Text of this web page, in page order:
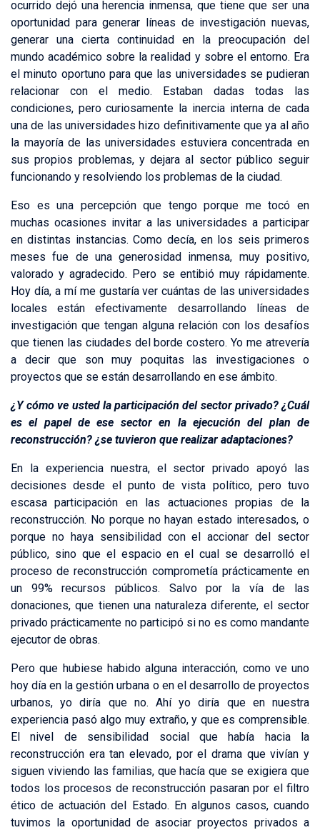
ocurrido dejó una herencia inmensa, que tiene que ser una
oportunidad para generar líneas de investigación nuevas,
generar una cierta continuidad en la preocupación del
mundo académico sobre la realidad y sobre el entorno. Era
el minuto oportuno para que las universidades se pudieran
relacionar con el medio. Estaban dadas todas las
condiciones, pero curiosamente la inercia interna de cada
una de las universidades hizo definitivamente que ya al año
la mayoría de las universidades estuviera concentrada en
sus propios problemas, y dejara al sector público seguir
funcionando y resolviendo los problemas de la ciudad.
Eso es una percepción que tengo porque me tocó en
muchas ocasiones invitar a las universidades a participar
en distintas instancias. Como decía, en los seis primeros
meses fue de una generosidad inmensa, muy positivo,
valorado y agradecido. Pero se entibió muy rápidamente.
Hoy día, a mí me gustaría ver cuántas de las universidades
locales están efectivamente desarrollando líneas de
investigación que tengan alguna relación con los desafíos
que tienen las ciudades del borde costero. Yo me atrevería
a decir que son muy poquitas las investigaciones o
proyectos que se están desarrollando en ese ámbito.
¿Y cómo ve usted la participación del sector privado? ¿Cuál
es el papel de ese sector en la ejecución del plan de
reconstrucción? ¿se tuvieron que realizar adaptaciones?
En la experiencia nuestra, el sector privado apoyó las
decisiones desde el punto de vista político, pero tuvo
escasa participación en las actuaciones propias de la
reconstrucción. No porque no hayan estado interesados, o
porque no haya sensibilidad con el accionar del sector
público, sino que el espacio en el cual se desarrolló el
proceso de reconstrucción comprometía prácticamente en
un 99% recursos públicos. Salvo por la vía de las
donaciones, que tienen una naturaleza diferente, el sector
privado prácticamente no participó si no es como mandante
ejecutor de obras.
Pero que hubiese habido alguna interacción, como ve uno
hoy día en la gestión urbana o en el desarrollo de proyectos
urbanos, yo diría que no. Ahí yo diría que en nuestra
experiencia pasó algo muy extraño, y que es comprensible.
El nivel de sensibilidad social que había hacia la
reconstrucción era tan elevado, por el drama que vivían y
siguen viviendo las familias, que hacía que se exigiera que
todos los procesos de reconstrucción pasaran por el filtro
ético de actuación del Estado. En algunos casos, cuando
tuvimos la oportunidad de asociar proyectos privados a